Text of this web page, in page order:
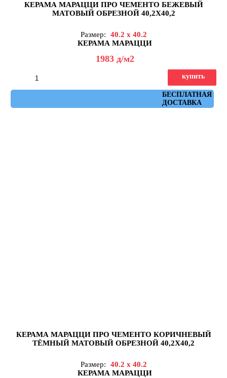
КЕРАМА МАРАЦЦИ ПРО ЧЕМЕНТО БЕЖЕВЫЙ
МАТОВЫЙ ОБРЕЗНОЙ 40,2X40,2
Размер:
40.2 x 40.2
КЕРАМА МАРАЦЦИ
1983 д/м2
БЕСПЛАТНАЯ
ДОСТАВКА
купить
КЕРАМА МАРАЦЦИ ПРО ЧЕМЕНТО КОРИЧНЕВЫЙ
ТЁМНЫЙ МАТОВЫЙ ОБРЕЗНОЙ 40,2X40,2
Размер:
40.2 x 40.2
КЕРАМА МАРАЦЦИ